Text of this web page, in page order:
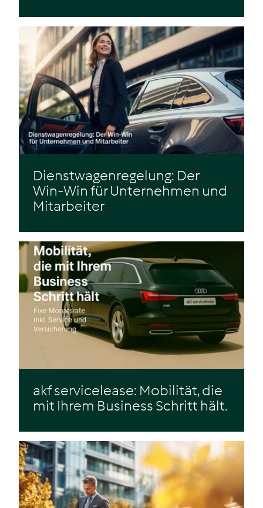
Dienstwagenregelung: Der
Win-Win für Unternehmen und
Mitarbeiter
akf servicelease: Mobilität, die
mit Ihrem Business Schritt hält.